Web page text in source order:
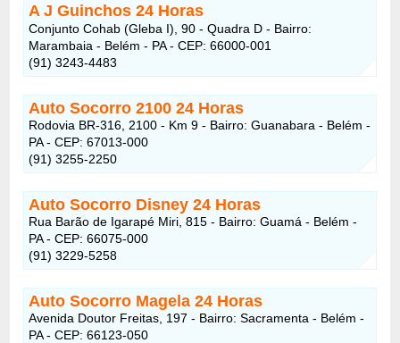
A J Guinchos 24 Horas
Conjunto Cohab (Gleba I), 90 - Quadra D - Bairro:
Marambaia - Belém - PA - CEP: 66000-001
(91) 3243-4483
Auto Socorro 210024 Horas
Rodovia BR-316, 2100 - Km 9 - Bairro: Guanabara - Belém -
PA - CEP: 67013-000
(91) 3255-2250
Auto Socorro Disney24 Horas
Rua Barão de Igarapé Miri, 815 - Bairro: Guamá - Belém -
PA - CEP: 66075-000
(91) 3229-5258
Auto Socorro Magela24 Horas
Avenida Doutor Freitas, 197 - Bairro: Sacramenta - Belém -
PA - CEP: 66123-050